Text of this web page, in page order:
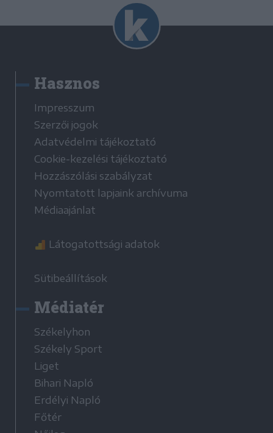
Hasznos
Impresszum
Szerzői jogok
Adatvédelmi tájékoztató
Cookie-kezelési tájékoztató
Hozzászólási szabályzat
Nyomtatott lapjaink archívuma
Médiaajánlat
Látogatottsági adatok
Sütibeállítások
Médiatér
Székelyhon
Székely Sport
Liget
Bihari Napló
Erdélyi Napló
Főtér